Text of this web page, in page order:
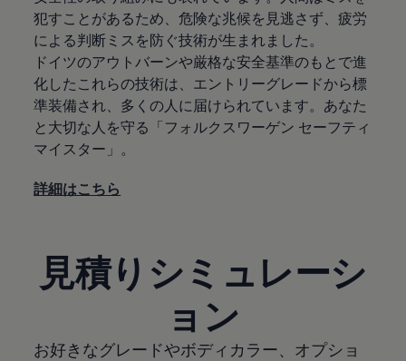
犯すことがあるため、危険な兆候を見逃さず、疲労
による判断ミスを防ぐ技術が生まれました。
ドイツのアウトバーンや厳格な安全基準のもとで進
化したこれらの技術は、エントリーグレードから標
準装備され、多くの人に届けられています。あなた
と大切な人を守る「フォルクスワーゲン セーフティ
マイスター」。
詳細はこちら
見積りシミュレーシ
ョン
お好きなグレードやボディカラー、オプショ